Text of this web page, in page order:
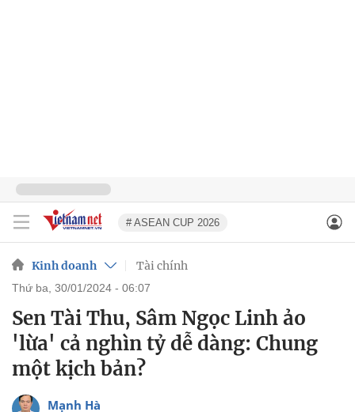
# ASEAN CUP 2026
Kinh doanh Tài chính
thứ ba, 30/01/2024 - 06:07
Sen Tài Thu, Sâm Ngọc Linh ảo
'lừa' cả nghìn tỷ dễ dàng: Chung
một kịch bản?
Mạnh Hà